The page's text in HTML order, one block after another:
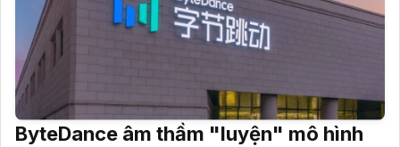
ByteDance âm thầm "luyện" mô hình